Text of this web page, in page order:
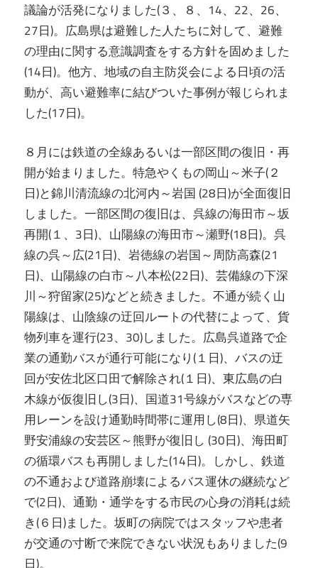
議論が活発になりました(３、８、14、22、26、
27日)。広島県は避難した人たちに対して、避難
の理由に関する意識調査をする方針を固めました
(14日)。他方、地域の自主防災会による日頃の活
動が、高い避難率に結びついた事例が報じられま
した(17日)。
８月には鉄道の全線あるいは一部区間の復旧・再
開が始まりました。特急やくもの岡山～米子(２
日)と錦川清流線の北河内～岩国 (28日)が全面復旧
しました。一部区間の復旧は、呉線の海田市～坂
再開(１、3日)、山陽線の海田市～瀬野(18日)。呉
線の呉～広(21日)、岩徳線の岩国～周防高森(21
日)、山陽線の白市～八本松(22日)、芸備線の下深
川～狩留家(25)などと続きました。不通が続く山
陽線は、山陰線の迂回ルートの代替によって、貨
物列車を運行(23、30)しました。広島呉道路で企
業の通勤バスが通行可能になり(１日)、バスの迂
回が安佐北区口田で解除され(１日)、東広島の白
木線が仮復旧し(3日)、国道31号線がバスなどの専
用レーンを設け通勤時間帯に運用し(8日)、県道矢
野安浦線の安芸区～熊野が復旧し (30日)、海田町
の循環バスも再開しました(14日)。しかし、鉄道
の不通および道路崩壊によるバス運休の継続など
で(2日)、通勤・通学をする市民の心身の消耗は続
き(６日)ました。坂町の病院ではスタッフや患者
が交通の寸断で来院できない状況もありました(9
日)。